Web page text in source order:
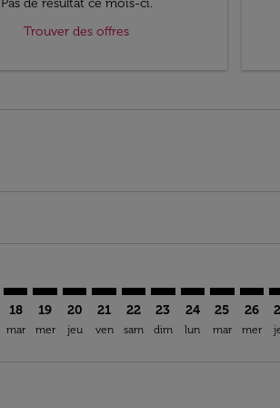
Pas de résultat ce mois-ci.
Trouver des offres
18
mar
BEY–MRS: cmp-view-offers-
19
mer
BEY–MRS: cmp-view-offers-
20
jeu
BEY–MRS: cmp-view-
21
ven
BEY–MRS: cmp-view-
22
sam
BEY–MRS: cmp-
23
dim
BEY–MRS:
24
lun
25
mar
26
mer